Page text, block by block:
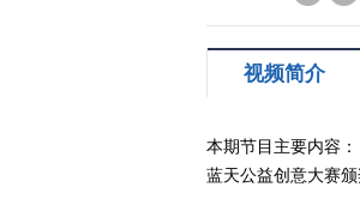
视频简介
本期节目主要内容
蓝天公益创意大赛颁